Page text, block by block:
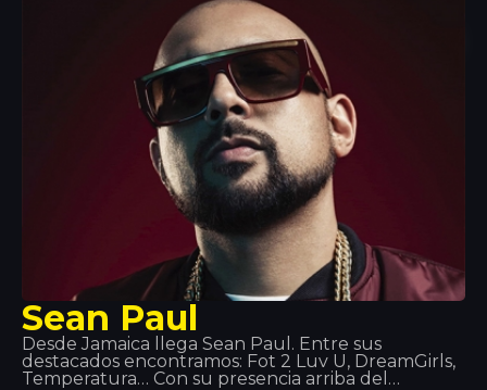
Sean Paul
Desde Jamaica llega Sean Paul. Entre sus
destacados encontramos: Fot 2 Luv U, DreamGirls,
Temperatura… Con su presencia arriba del